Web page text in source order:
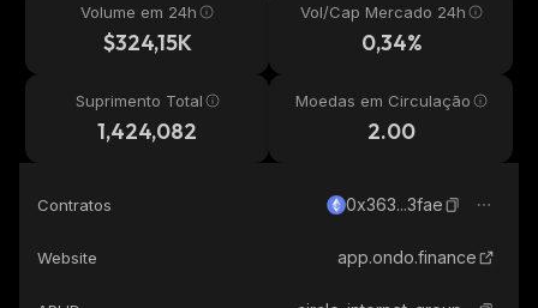
Volume em 24h
$324,15K
Vol/Cap Mercado 24h
0,34%
Suprimento Total
1,424,082
Moedas em Circulação
2.00
Contratos 0x363...3fae
Website app.ondo.finance